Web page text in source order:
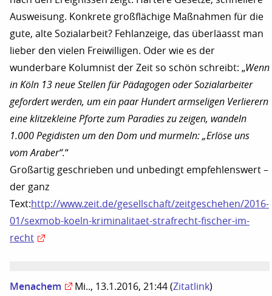
Ausweisung. Konkrete großflächige Maßnahmen für die
gute, alte Sozialarbeit? Fehlanzeige, das überläasst man
lieber den vielen Freiwilligen. Oder wie es der
wunderbare Kolumnist der Zeit so schön schreibt: „Wenn
in Köln 13 neue Stellen für Pädagogen oder Sozialarbeiter
gefordert werden, um ein paar Hundert armseligen Verlierern
eine klitzekleine Pforte zum Paradies zu zeigen, wandeln
1.000 Pegidisten um den Dom und murmeln: „Erlöse uns
vom Araber“.“
Großartig geschrieben und unbedingt empfehlenswert –
der ganz
Text:http://www.zeit.de/gesellschaft/zeitgeschehen/2016-
01/sexmob-koeln-kriminalitaet-strafrecht-fischer-im-
recht
Menachem Mi.., 13.1.2016, 21:44 (Zitatlink)